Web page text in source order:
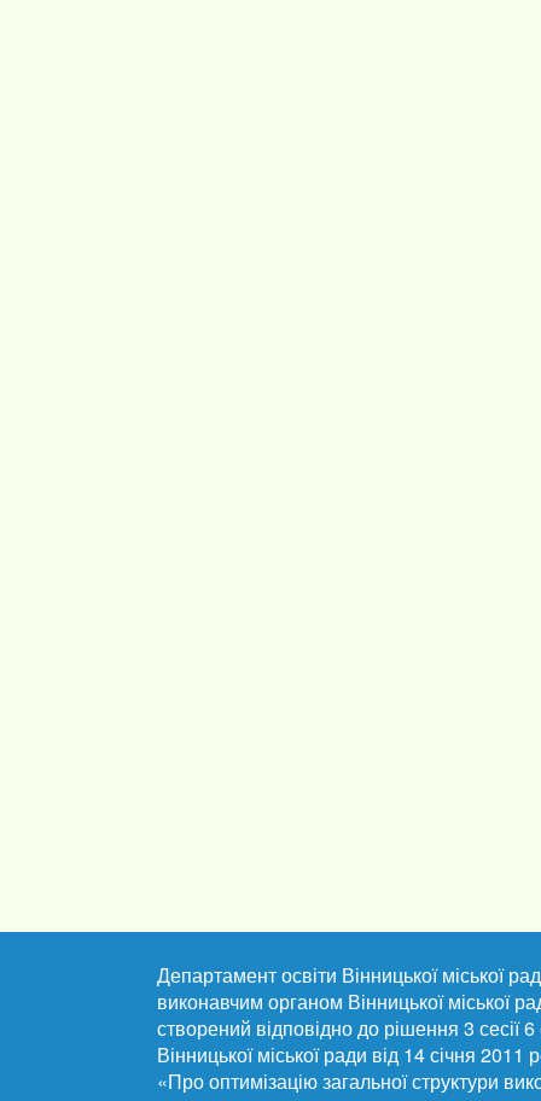
Департамент освіти Вінницької міської
виконавчим органом Вінницької міської
створений відповідно до рішення 3 сесії
Вінницької міської ради від 14 січня
«Про оптимізацію загальної структури